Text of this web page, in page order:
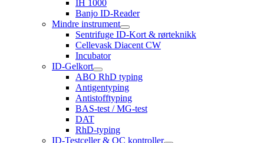
IH 1000
Banjo ID-Reader
Mindre instrument
Sentrifuge ID-Kort & rørteknikk
Cellevask Diacent CW
Incubator
ID-Gelkort
ABO RhD typing
Antigentyping
Antistofftyping
BAS-test / MG-test
DAT
RhD-typing
ID-Testceller & QC kontroller